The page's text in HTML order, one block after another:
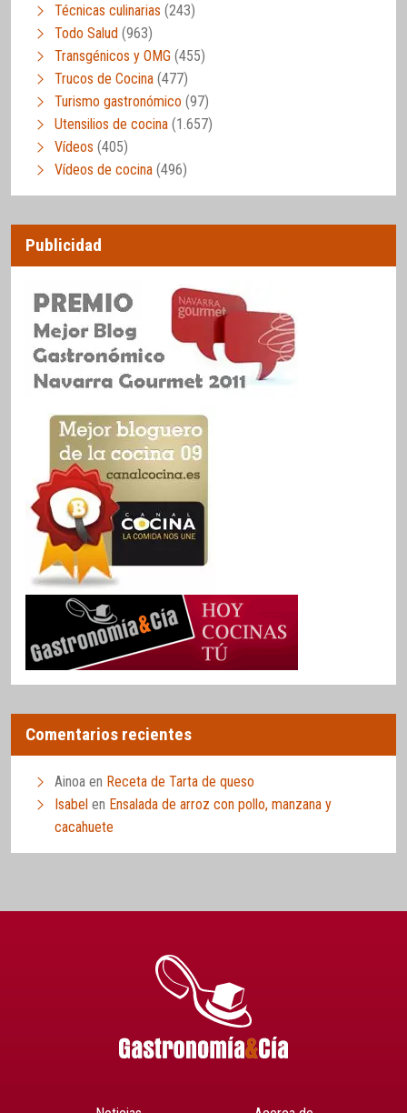
Técnicas culinarias (243)
Todo Salud (963)
Transgénicos y OMG (455)
Trucos de Cocina (477)
Turismo gastronómico (97)
Utensilios de cocina (1.657)
Vídeos (405)
Vídeos de cocina (496)
Publicidad
Comentarios recientes
Ainoa en Receta de Tarta de queso
Isabel en Ensalada de arroz con pollo, manzana y
cacahuete